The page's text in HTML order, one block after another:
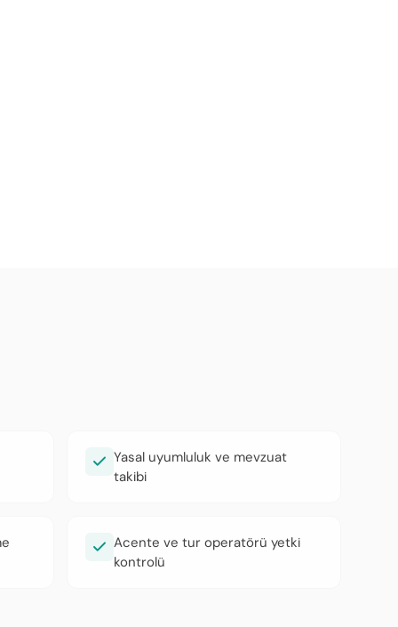
Yasal uyumluluk ve mevzuat
takibi
Acente ve tur operatörü yetki
kontrolü